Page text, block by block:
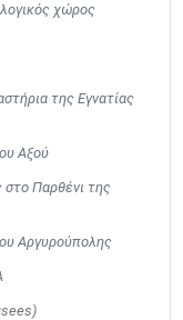
χώρος
της Εγνατίας
Αξού
στο Παρθένι της
Αργυρούπολης